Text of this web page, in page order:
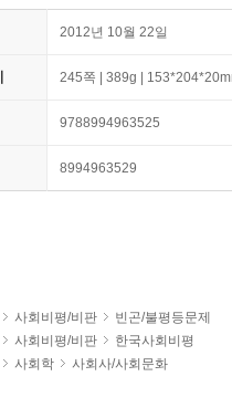
2012년 10월 22일
245쪽 | 389g |
9788994963525
8994963529
사회비평/비판
빈곤/불평등문제
사회비평/비판
한국사회비평
사회학 사회사/사회문화